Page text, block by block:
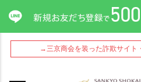
→三京商会を装った詐欺サイト